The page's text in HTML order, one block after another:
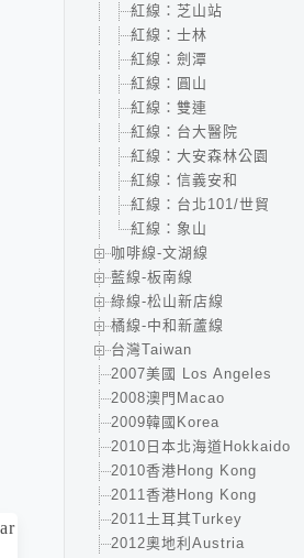
紅線：芝山站
紅線：士林
紅線：劍潭
紅線：圓山
紅線：雙連
紅線：台大醫院
紅線：大安森林公園
紅線：信義安和
紅線：台北101/世貿
紅線：象山
咖啡線-文湖線
藍線-板南線
綠線-松山新店線
橘線-中和新蘆線
台灣Taiwan
2007美國 Los Angeles
2008澳門Macao
2009韓國Korea
2010日本北海道Hokkaido
2010香港Hong Kong
2011香港Hong Kong
2011土耳其Turkey
2012奧地利Austria